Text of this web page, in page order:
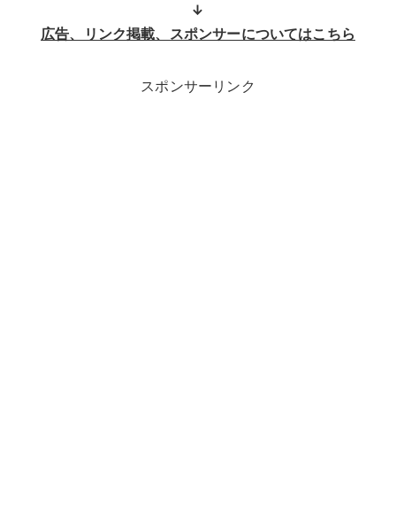
↓
広告、リンク掲載、スポンサーについてはこちら
スポンサーリンク